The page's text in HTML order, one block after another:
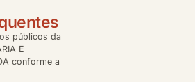
públicos da
E
conforme a